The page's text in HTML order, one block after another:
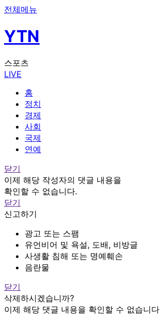
전체메뉴
YTN
스포츠
LIVE
홈
정치
경제
사회
국제
연예
닫기
이제 해당 작성자의 댓글 내용을
확인할 수 없습니다.
닫기
신고하기
광고 또는 스팸
유언비어 및 욕설, 도배, 비방글
사생활 침해 또는 명예훼손
음란물
닫기
삭제하시겠습니까?
이제 해당 댓글 내용을 확인할 수 없습니다